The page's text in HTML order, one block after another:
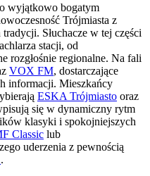
wyjątkowo bogatym
Trójmiasta z
Słuchacze w tej części
stacji, od
rozgłośnie regionalne. Na fali
VOX FM, dostarczające
informacji. Mieszkańcy
ESKA Trójmiasto oraz
się w dynamiczny rytm
klasyki i spokojniejszych
Classic lub
uderzenia z pewnością
.